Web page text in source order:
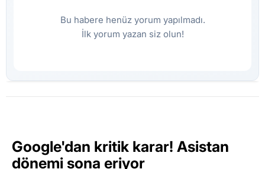
Bu habere henüz yorum yapılmadı.
İlk yorum yazan siz olun!
Google'dan kritik karar! Asistan
dönemi sona eriyor